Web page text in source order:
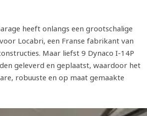
heeft onlangs een grootschalige
Locabri, een Franse fabrikant van
Maar liefst 9 Dynaco I-14P
geleverd en geplaatst, waardoor het
robuuste en op maat gemaakte